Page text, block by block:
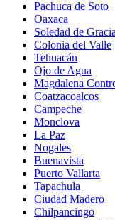
Pachuca de Soto
Oaxaca
Soledad de
Colonia del Valle
Tehuacán
Ojo de Agua
Magdalena
Coatzacoalcos
Campeche
Monclova
La Paz
Nogales
Buenavista
Puerto Vallarta
Tapachula
Ciudad Madero
Chilpancingo